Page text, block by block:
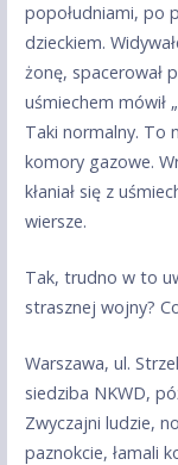
popołudniami, po
dzieckiem.
żonę, spacerował
uśmiechem mówił
Taki normalny. To
komory gazowe.
kłaniał się z
wiersze.
Tak, trudno w to
strasznej wojny?
Warszawa, ul.
siedziba NKWD,
Zwyczajni ludzie,
paznokcie, łamali